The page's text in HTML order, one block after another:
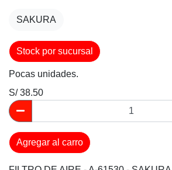
SAKURA
Stock por sucursal
Pocas unidades.
S/ 38.50
Agregar al carro